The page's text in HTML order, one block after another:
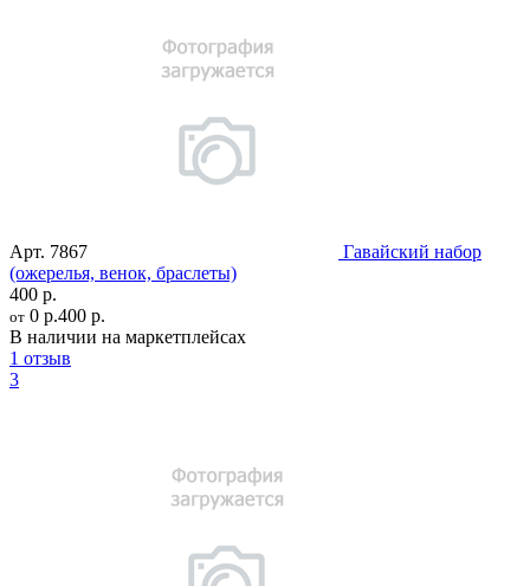
Арт. 7867
Гавайский набор
(ожерелья, венок, браслеты)
400 р.
от 0 р.400 р.
В наличии на маркетплейсах
1 отзыв
3